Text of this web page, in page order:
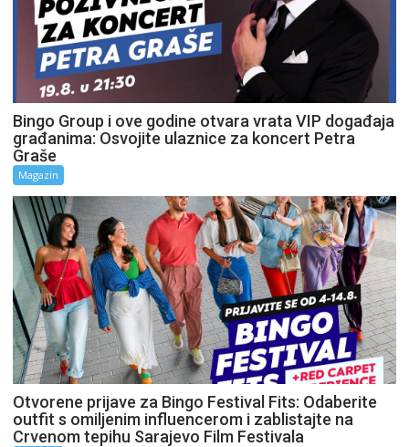
Bingo Group i ove godine otvara vrata VIP događaja
građanima: Osvojite ulaznice za koncert Petra
Graše
Magazin
Otvorene prijave za Bingo Festival Fits: Odaberite
outfit s omiljenim influencerom i zablistajte na
Crvenom tepihu Sarajevo Film Festivala